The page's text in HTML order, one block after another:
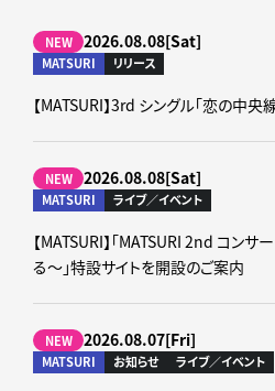
NEW 2026.08.08[Sat]
MATSURI リリース
【MATSURI】3rd シングル「恋の中央
NEW 2026.08.08[Sat]
MATSURI ライブ／イベント
【MATSURI】「MATSURI 2nd コン
る～」特設サイトを開設のご案内
NEW 2026.08.07[Fri]
MATSURI お知らせ ライブ／イベント